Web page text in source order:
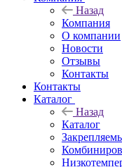
Назад
Компания
О компании
Новости
Отзывы
Контакты
Контакты
Каталог
Назад
Каталог